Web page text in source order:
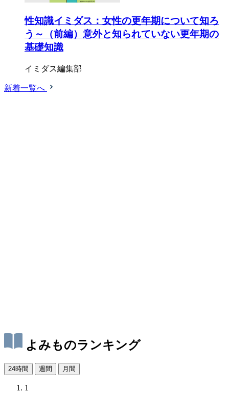
性知識イミダス：女性の更年期について知ろ
う～（前編）意外と知られていない更年期の
基礎知識
イミダス編集部
新着一覧へ
よみものランキング
24時間 週間 月間
1